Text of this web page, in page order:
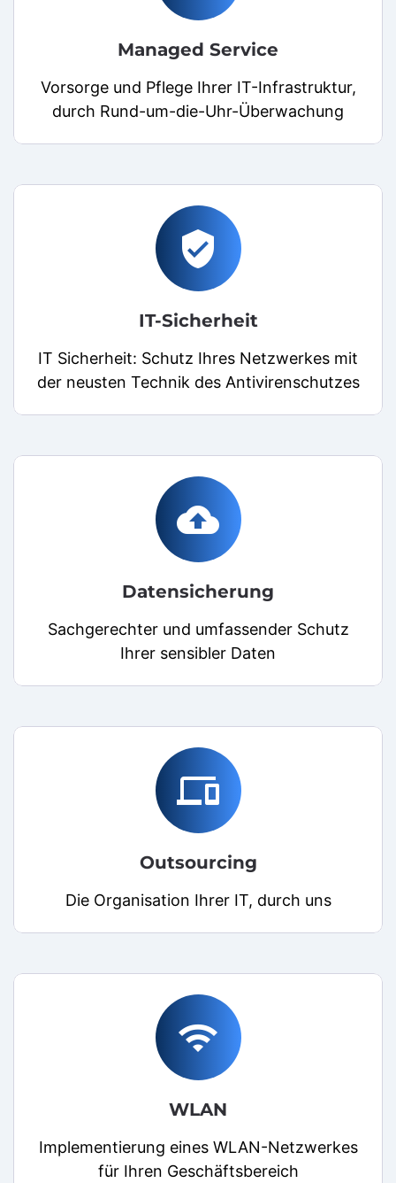
Managed Service
Vorsorge und Pflege Ihrer IT-Infrastruktur,
durch Rund-um-die-Uhr-Überwachung
verified_user
IT-Sicherheit
IT Sicherheit: Schutz Ihres Netzwerkes mit
der neusten Technik des Antivirenschutzes
cloud_upload
Datensicherung
Sachgerechter und umfassender Schutz
Ihrer sensibler Daten
phonelink
Outsourcing
Die Organisation Ihrer IT, durch uns
wifi
WLAN
Implementierung eines WLAN-Netzwerkes
für Ihren Geschäftsbereich